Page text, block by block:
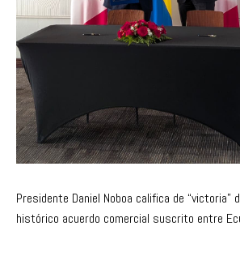
Presidente Daniel Noboa califica de “victoria”
histórico acuerdo comercial suscrito entre